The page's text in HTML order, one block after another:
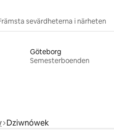
sevärdheterna i närheten
Göteborg
Semesterboenden
Dziwnówek